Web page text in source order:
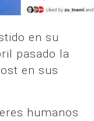
en su
pasado la
en sus
humanos